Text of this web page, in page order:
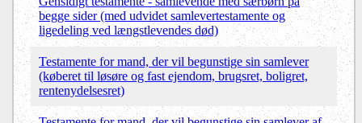
begge sider (med udvidet samlevertestamente og
ligedeling ved længstlevendes død)
Testamente for mand, der vil begunstige sin samlever
(køberet til løsøre og fast ejendom, brugsret, boligret,
rentenydelsesret)